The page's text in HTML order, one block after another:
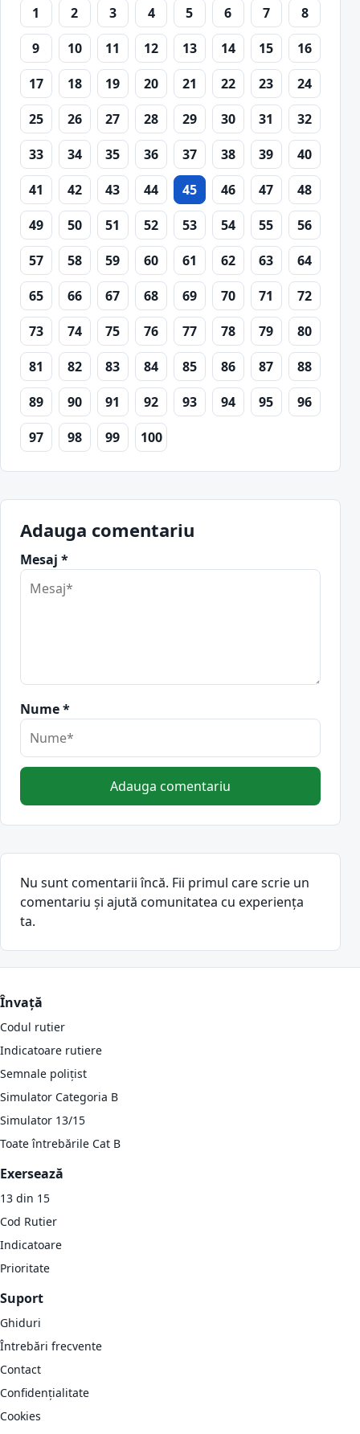
1 2 3 4 5 6 7
8
9
10 11 12 13 14 15
16
17
18 19 20 21 22 23
24
25
26 27 28 29 30 31
32
33
34 35 36 37 38 39
40
41
42 43 44 45 46 47
48
49
50 51 52 53 54 55
56
57
58 59 60 61 62 63
64
65
66 67 68 69 70 71
72
73
74 75 76 77 78 79
80
81
82 83 84 85 86 87
88
89
90 91 92 93 94 95
96
97
98 99 100
Adauga comentariu
Mesaj *
Nume *
Adauga comentariu
Nu sunt comentarii încă. Fii primul care scrie un
comentariu și ajută comunitatea cu experiența
ta.
Învață
Codul rutier
Indicatoare rutiere
Semnale polițist
Simulator Categoria B
Simulator 13/15
Toate întrebările Cat B
Exersează
13 din 15
Cod Rutier
Indicatoare
Prioritate
Suport
Ghiduri
Întrebări frecvente
Contact
Confidențialitate
Cookies